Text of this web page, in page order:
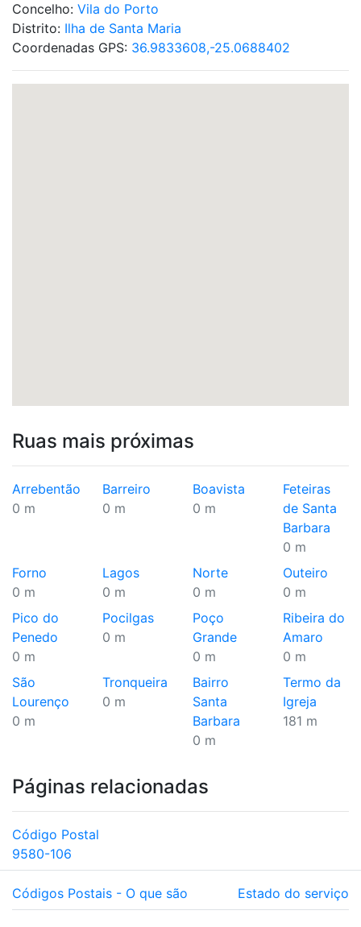
Concelho: Vila do Porto
Distrito: Ilha de Santa Maria
Coordenadas GPS: 36.9833608,-25.0688402
Ruas mais próximas
Arrebentão
0 m
Barreiro
0 m
Boavista
0 m
Feteiras
de Santa
Barbara
0 m
Forno
0 m
Lagos
0 m
Norte
0 m
Outeiro
0 m
Pico do
Penedo
0 m
Pocilgas
0 m
Poço
Grande
0 m
Ribeira do
Amaro
0 m
São
Lourenço
0 m
Tronqueira
0 m
Bairro
Santa
Barbara
0 m
Termo da
Igreja
181 m
Páginas relacionadas
Código Postal
9580-106
Códigos Postais - O que são Estado do serviço